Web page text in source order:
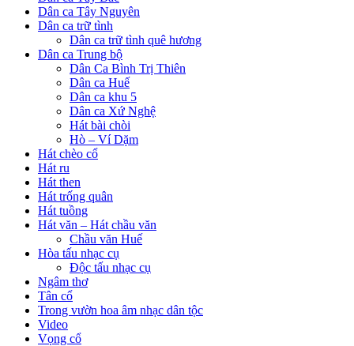
Dân ca Tây Nguyên
Dân ca trữ tình
Dân ca trữ tình quê hương
Dân ca Trung bộ
Dân Ca Bình Trị Thiên
Dân ca Huế
Dân ca khu 5
Dân ca Xứ Nghệ
Hát bài chòi
Hò – Ví Dặm
Hát chèo cổ
Hát ru
Hát then
Hát trống quân
Hát tuồng
Hát văn – Hát chầu văn
Chầu văn Huế
Hòa tấu nhạc cụ
Độc tấu nhạc cụ
Ngâm thơ
Tân cổ
Trong vườn hoa âm nhạc dân tộc
Video
Vọng cổ